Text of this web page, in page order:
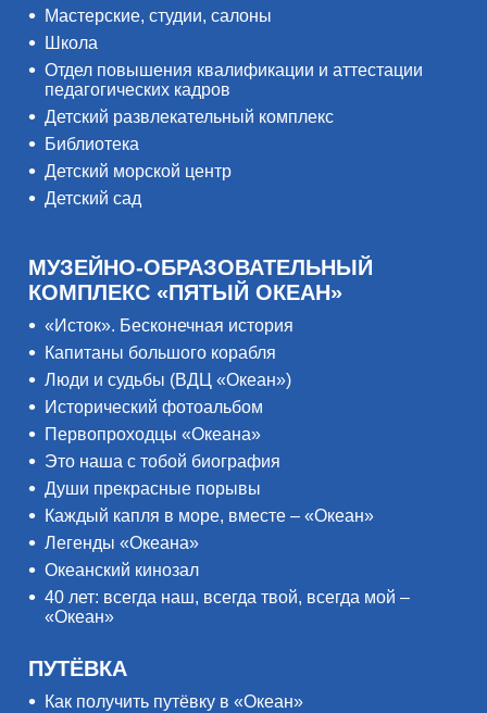
Мастерские, студии, салоны
Школа
Отдел повышения квалификации и аттестации
педагогических кадров
Детский развлекательный комплекс
Библиотека
Детский морской центр
Детский сад
МУЗЕЙНО-ОБРАЗОВАТЕЛЬНЫЙ
КОМПЛЕКС «ПЯТЫЙ ОКЕАН»
«Исток». Бесконечная история
Капитаны большого корабля
Люди и судьбы (ВДЦ «Океан»)
Исторический фотоальбом
Первопроходцы «Океана»
Это наша с тобой биография
Души прекрасные порывы
Каждый капля в море, вместе – «Океан»
Легенды «Океана»
Океанский кинозал
40 лет: всегда наш, всегда твой, всегда мой –
«Океан»
ПУТЁВКА
Как получить путёвку в «Океан»